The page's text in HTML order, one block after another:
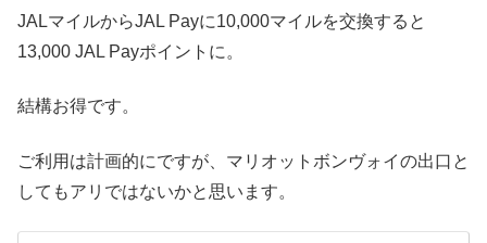
JALマイルからJAL Payに10,000マイルを交換すると
13,000 JAL Payポイントに。
結構お得です。
ご利用は計画的にですが、マリオットボンヴォイの出口と
してもアリではないかと思います。